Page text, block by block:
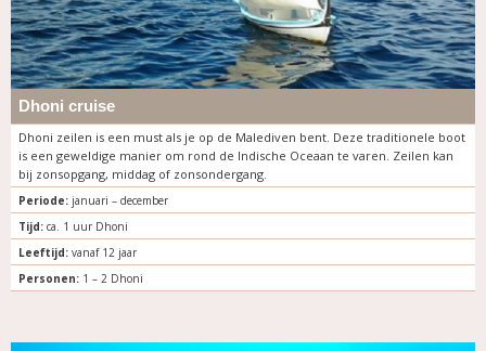
Dhoni cruise
Dhoni zeilen is een must als je op de Malediven bent. Deze traditionele boot
is een geweldige manier om rond de Indische Oceaan te varen. Zeilen kan
bij zonsopgang, middag of zonsondergang.
Periode:januari – december
Tijd:ca. 1 uur Dhoni
Leeftijd:vanaf 12 jaar
Personen:1 – 2 Dhoni